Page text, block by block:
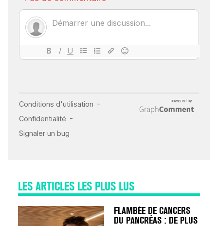
LES ARTICLES LES PLUS LUS
ÉCHO : DES IMAGES
POUR TOUTES LES
18 juil 2022
INSUFFISANCE
CARDIAQUE : LES
FLAMBÉE DE CANCERS
DU PANCRÉAS : DE PLUS